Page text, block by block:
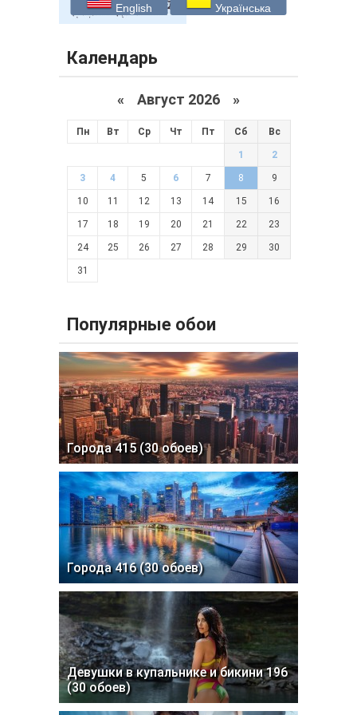
English Українська
Календарь
« Август 2026 »
Пн Вт Ср Чт Пт Сб Вс
1 2
3 4 5 6 7 8 9
10 11 12 13 14 15 16
17 18 19 20 21 22 23
24 25 26 27 28 29 30
31
Популярные обои
Города 415 (30 обоев)
Города 416 (30 обоев)
Девушки в купальнике и бикини 196
(30 обоев)